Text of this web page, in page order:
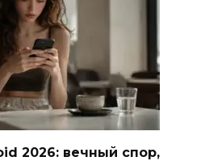
2026: вечный спор,